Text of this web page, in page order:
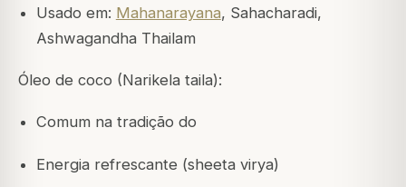
Usado em: Mahanarayana, Sahacharadi,
Ashwagandha Thailam
Óleo de coco (Narikela taila):
Comum na tradição do
Energia refrescante (sheeta virya)